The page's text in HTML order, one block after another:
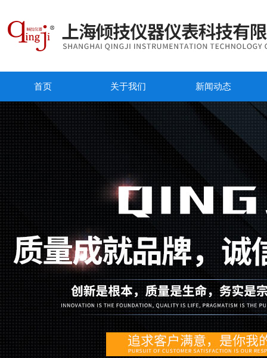
首页 关于我们 新闻动态